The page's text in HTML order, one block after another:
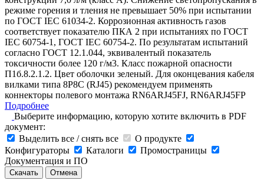
режиме горения и тления не превышает 50% при испытании
по ГОСТ IEC 61034-2. Коррозионная активность газов
соответствует показателю ПКА 2 при испытаниях по ГОСТ
IEC 60754-1, ГОСТ IEC 60754-2. По результатам испытаний
согласно ГОСТ 12.1.044, эквивалентый показатель
токсичности более 120 г/м3. Класс пожарной опасности
П1б.8.2.1.2. Цвет оболочки зеленый. Для оконцевания кабеля
вилками типа 8Р8С (RJ45) рекомендуем применять
коннекторы полевого монтажа RN6ARJ45FJ, RN6ARJ45FP
Подробнее
Выберите информацию, которую хотите включить в PDF
документ:
Выделить все / снять все
О продукте
Конфигураторы
Каталоги
Промостраницы
Документация и ПО
Скачать Отмена